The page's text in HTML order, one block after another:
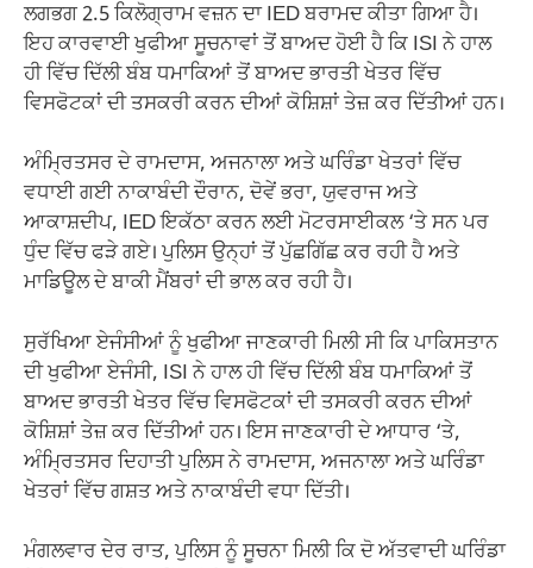
ਲਗਭਗ 2.5 ਕਿਲੋਗ੍ਰਾਮ ਵਜ਼ਨ ਦਾ IED ਬਰਾਮਦ ਕੀਤਾ ਗਿਆ ਹੈ।
ਇਹ ਕਾਰਵਾਈ ਖੁਫੀਆ ਸੂਚਨਾਵਾਂ ਤੋਂ ਬਾਅਦ ਹੋਈ ਹੈ ਕਿ ISI ਨੇ ਹਾਲ
ਹੀ ਵਿੱਚ ਦਿੱਲੀ ਬੰਬ ਧਮਾਕਿਆਂ ਤੋਂ ਬਾਅਦ ਭਾਰਤੀ ਖੇਤਰ ਵਿੱਚ
ਵਿਸਫੋਟਕਾਂ ਦੀ ਤਸਕਰੀ ਕਰਨ ਦੀਆਂ ਕੋਸ਼ਿਸ਼ਾਂ ਤੇਜ਼ ਕਰ ਦਿੱਤੀਆਂ ਹਨ।
ਅੰਮ੍ਰਿਤਸਰ ਦੇ ਰਾਮਦਾਸ, ਅਜਨਾਲਾ ਅਤੇ ਘਰਿੰਡਾ ਖੇਤਰਾਂ ਵਿੱਚ
ਵਧਾਈ ਗਈ ਨਾਕਾਬੰਦੀ ਦੌਰਾਨ, ਦੋਵੇਂ ਭਰਾ, ਯੁਵਰਾਜ ਅਤੇ
ਆਕਾਸ਼ਦੀਪ, IED ਇਕੱਠਾ ਕਰਨ ਲਈ ਮੋਟਰਸਾਈਕਲ ‘ਤੇ ਸਨ ਪਰ
ਧੁੰਦ ਵਿੱਚ ਫੜੇ ਗਏ। ਪੁਲਿਸ ਉਨ੍ਹਾਂ ਤੋਂ ਪੁੱਛਗਿੱਛ ਕਰ ਰਹੀ ਹੈ ਅਤੇ
ਮਾਡਿਊਲ ਦੇ ਬਾਕੀ ਮੈਂਬਰਾਂ ਦੀ ਭਾਲ ਕਰ ਰਹੀ ਹੈ।
ਸੁਰੱਖਿਆ ਏਜੰਸੀਆਂ ਨੂੰ ਖੁਫੀਆ ਜਾਣਕਾਰੀ ਮਿਲੀ ਸੀ ਕਿ ਪਾਕਿਸਤਾਨ
ਦੀ ਖੁਫੀਆ ਏਜੰਸੀ, ISI ਨੇ ਹਾਲ ਹੀ ਵਿੱਚ ਦਿੱਲੀ ਬੰਬ ਧਮਾਕਿਆਂ ਤੋਂ
ਬਾਅਦ ਭਾਰਤੀ ਖੇਤਰ ਵਿੱਚ ਵਿਸਫੋਟਕਾਂ ਦੀ ਤਸਕਰੀ ਕਰਨ ਦੀਆਂ
ਕੋਸ਼ਿਸ਼ਾਂ ਤੇਜ਼ ਕਰ ਦਿੱਤੀਆਂ ਹਨ। ਇਸ ਜਾਣਕਾਰੀ ਦੇ ਆਧਾਰ ‘ਤੇ,
ਅੰਮ੍ਰਿਤਸਰ ਦਿਹਾਤੀ ਪੁਲਿਸ ਨੇ ਰਾਮਦਾਸ, ਅਜਨਾਲਾ ਅਤੇ ਘਰਿੰਡਾ
ਖੇਤਰਾਂ ਵਿੱਚ ਗਸ਼ਤ ਅਤੇ ਨਾਕਾਬੰਦੀ ਵਧਾ ਦਿੱਤੀ।
ਮੰਗਲਵਾਰ ਦੇਰ ਰਾਤ, ਪੁਲਿਸ ਨੂੰ ਸੂਚਨਾ ਮਿਲੀ ਕਿ ਦੋ ਅੱਤਵਾਦੀ ਘਰਿੰਡਾ